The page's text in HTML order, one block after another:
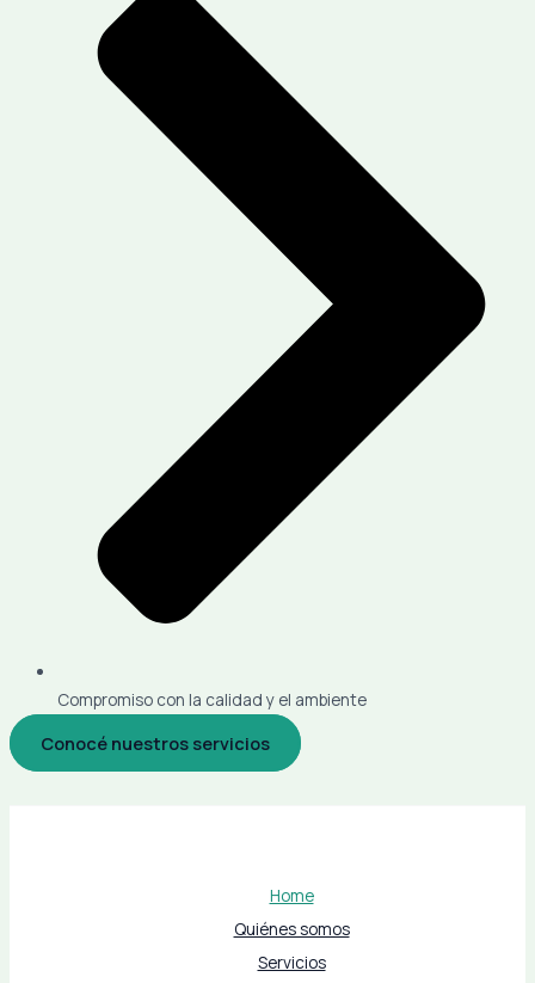
Compromiso con la calidad y el ambiente
Conocé nuestros servicios
Home
Quiénes somos
Servicios